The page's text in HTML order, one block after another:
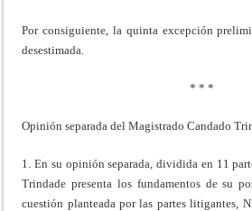
Por consiguiente, la quinta excepción
desestimada.
* * *
Opinión separada del Magistrado Candado
1. En su opinión separada, dividida en 11
Trindade presenta los fundamentos de su
cuestión planteada por las partes litigantes,